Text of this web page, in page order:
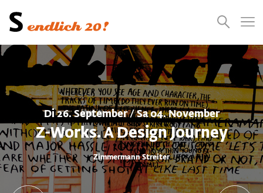
Presse
Videos Jobs
Suchen
Di 26. September / Sa 04. November
Z-Works. A Design Journey
Zimmermann Streiter